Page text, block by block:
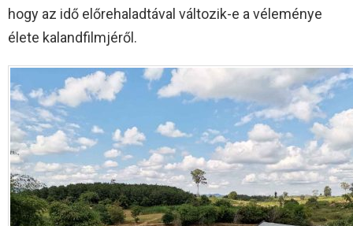
hogy az idő előrehaladtával változik-e a véleménye
élete kalandfilmjéről.